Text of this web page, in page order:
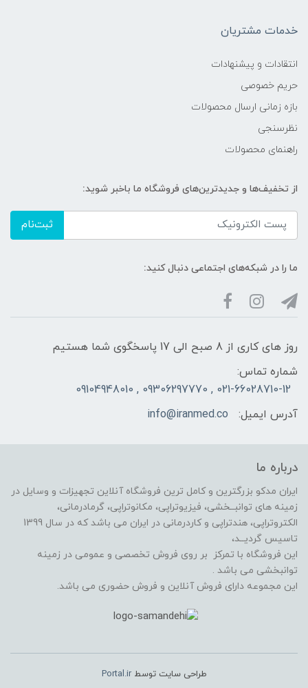
خدمات مشتریان
انتقادات و پیشنهادات
حریم خصوصی
بازه زمانی ارسال محصولات
نظرسنجی
راهنمای محصولات
از تخفیف‌ها و جدیدترین‌های فروشگاه ما باخبر شوید:
ثبت‌نام
ما را در شبکه‌های اجتماعی دنبال کنید:
روز های کاری از 8 صبح الی 17 پاسخگوی شما هستیم
شماره تماس:
021-66028710-12 , 09306297770 , 09104948010
آدرس ایمیل:
info@iranmed.co
درباره ما
ایران مدکو بزرگترین و کامل ترین فروشگاه آنلاین تجهیزات و وسایل در
زمینه های توانبــخشی، فیزیوتراپی، مکانوتراپی، گرمادرمانی،
الکتروتراپی، هندتراپی و کاردرمانی در ایران می باشد که در سال 1399
تاسیس گردیــد،
این فروشگاه با تمرکز بر روی فروش تخصصی و عمومی در زمینه
توانبخشی می باشد .
این مجموعه دارای فروش آنلاین و فروش حضوری می باشد.
طراحی سایت توسطPortal.ir